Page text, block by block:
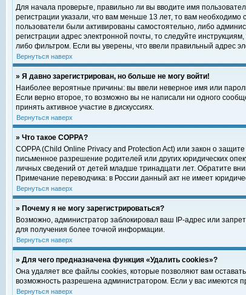
Для начала проверьте, правильно ли вы вводите имя
регистрации указали, что вам меньше 13 лет, то вам
пользователи были активированы самостоятельно, либо
регистрации адрес электронной почты, то следуйте
либо фильтром. Если вы уверены, что ввели правильный адрес
Вернуться наверх
» Я давно зарегистрирован, но больше не могу войти!
Наиболее вероятные причины: вы ввели неверное имя или
Если верно второе, то возможно вы не написали ни одного
принять активное участие в дискуссиях.
Вернуться наверх
» Что такое COPPA?
COPPA (Child Online Privacy and Protection Act) или закон о
письменное разрешение родителей или других юридических
личных сведений от детей младше тринадцати лет. Обратите
Примечание переводчика: в России данный акт не имеет
Вернуться наверх
» Почему я не могу зарегистрироваться?
Возможно, администратор заблокировал ваш IP-адрес или
для получения более точной информации.
Вернуться наверх
» Для чего предназначена функция «Удалить cookies»?
Она удаляет все файлы cookies, которые позволяют вам
возможность разрешена администратором. Если у вас имеются
Вернуться наверх